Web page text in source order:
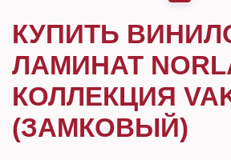
КУПИТЬ
ЛАМИНАТ
КОЛЛЕКЦИЯ
(ЗАМКОВЫЙ)